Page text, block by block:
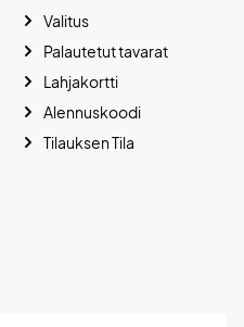
Valitus
Palautetut tavarat
Lahjakortti
Alennuskoodi
Tilauksen Tila